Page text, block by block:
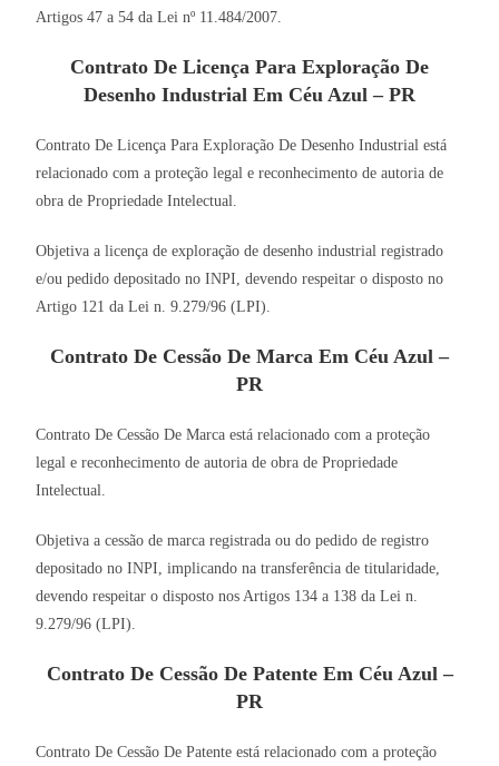
Artigos 47 a 54 da Lei nº 11.484/2007.
Contrato De Licença Para Exploração De
Desenho Industrial Em Céu Azul – PR
Contrato De Licença Para Exploração De Desenho Industrial está
relacionado com a proteção legal e reconhecimento de autoria de
obra de Propriedade Intelectual.
Objetiva a licença de exploração de desenho industrial registrado
e/ou pedido depositado no INPI, devendo respeitar o disposto no
Artigo 121 da Lei n. 9.279/96 (LPI).
Contrato De Cessão De Marca Em Céu Azul –
PR
Contrato De Cessão De Marca está relacionado com a proteção
legal e reconhecimento de autoria de obra de Propriedade
Intelectual.
Objetiva a cessão de marca registrada ou do pedido de registro
depositado no INPI, implicando na transferência de titularidade,
devendo respeitar o disposto nos Artigos 134 a 138 da Lei n.
9.279/96 (LPI).
Contrato De Cessão De Patente Em Céu Azul –
PR
Contrato De Cessão De Patente está relacionado com a proteção